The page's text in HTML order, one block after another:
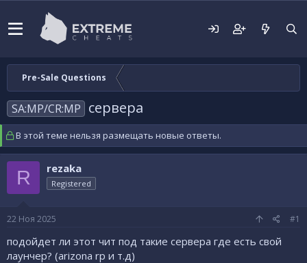
Pre-Sale Questions
SA:MP/CR:MP сервера
В этой теме нельзя размещать новые ответы.
R rezaka
Registered
22 Ноя 2025 #1
подойдет ли этот чит под такие сервера где есть свой
лаунчер? (arizona rp и т.д)